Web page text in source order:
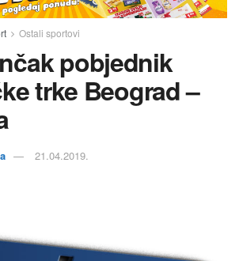
Ostali sportovi
pobjednik
trke Beograd –
21.04.2019.